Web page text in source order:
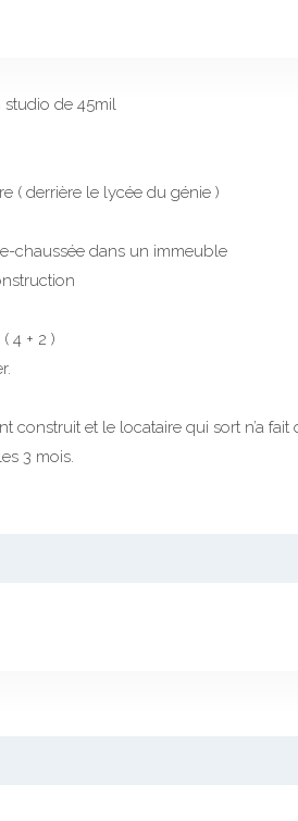
studio de 45mil
( derrière le lycée du génie )
chaussée dans un immeuble
4 + 2 )
construit et le locataire qui sort n’a
3 mois.